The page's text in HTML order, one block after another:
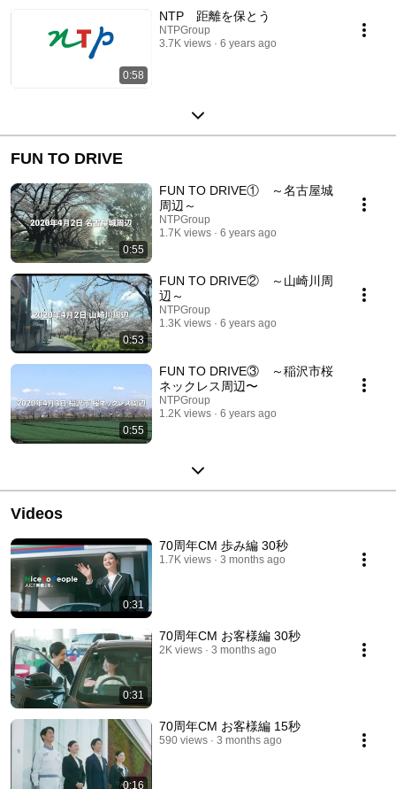
0:58
NTP 距離を保とう
NTPGroup
3.7K views
6 years ago
FUN TO DRIVE
0:55
FUN TO DRIVE① ～名古屋城
周辺～
NTPGroup
1.7K views
6 years ago
0:53
FUN TO DRIVE② ～山崎川周
辺～
NTPGroup
1.3K views
6 years ago
0:55
FUN TO DRIVE③ ～稲沢市桜
ネックレス周辺〜
NTPGroup
1.2K views
6 years ago
Videos
0:31
70周年CM 歩み編 30秒
1.7K views 3 months ago
0:31
70周年CM お客様編 30秒
2K views 3 months ago
0:16
70周年CM お客様編 15秒
590 views 3 months ago